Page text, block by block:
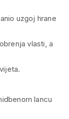
uzgoj hrane
vlasti, a
lancu